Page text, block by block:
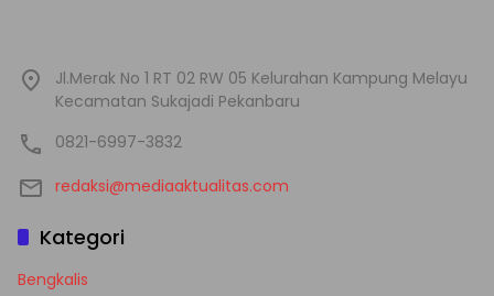
Jl.Merak No 1 RT 02 RW 05 Kelurahan Kampung Melayu
Kecamatan Sukajadi Pekanbaru
0821-6997-3832
redaksi@mediaaktualitas.com
Kategori
Bengkalis